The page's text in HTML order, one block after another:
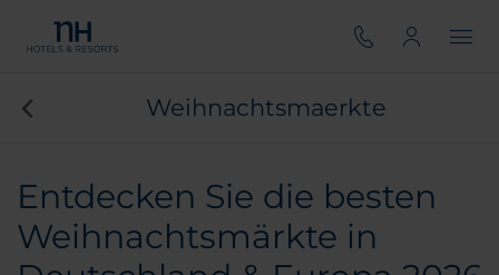
Weihnachtsmaerkte
Entdecken Sie die besten
Weihnachtsmärkte in